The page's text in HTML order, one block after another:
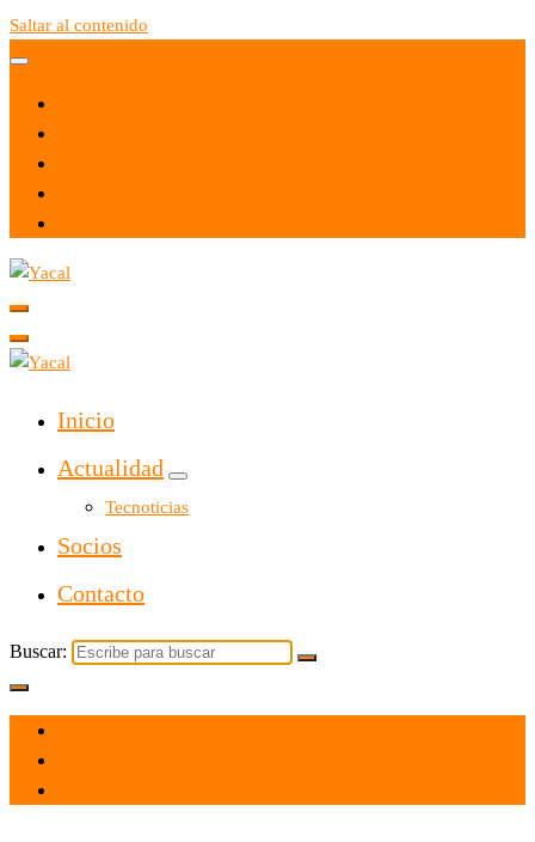
Saltar al contenido
Yacal micro hosting
Inicio
Actualidad
Tecnoticias
Socios
Contacto
Buscar: